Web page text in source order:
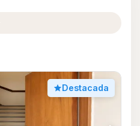
Destacada